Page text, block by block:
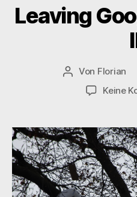
Leaving
Beitragsautor
Von Florian
Keine